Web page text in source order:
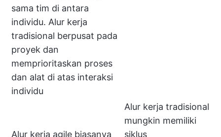
sama tim di antara
individu. Alur kerja
tradisional berpusat pada
proyek dan
memprioritaskan proses
dan alat di atas interaksi
individu
Alur kerja agile biasanya
Alur kerja tradisional
mungkin memiliki
siklus